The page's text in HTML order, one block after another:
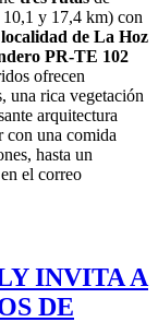
y 17,4 km) con
localidad de La Hoz
PR-TE 102
ofrecen
una rica vegetación
arquitectura
con una comida
hasta un
el correo
INVITA A
DE